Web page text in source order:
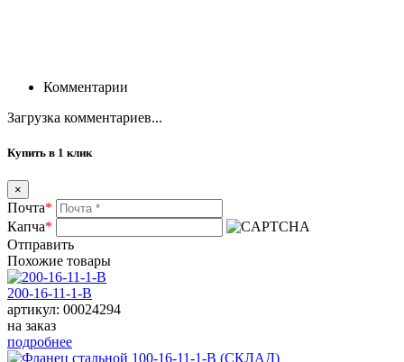
Комментарии
Загрузка комментариев...
Купить в 1 клик
×
Почта*
Капча*
Отправить
Похожие товары
200-16-11-1-B
артикул: 00024294
на заказ
подробнее